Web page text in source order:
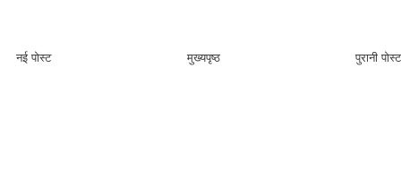
नई पोस्ट पुरानी पोस्ट
मुख्यपृष्ठ